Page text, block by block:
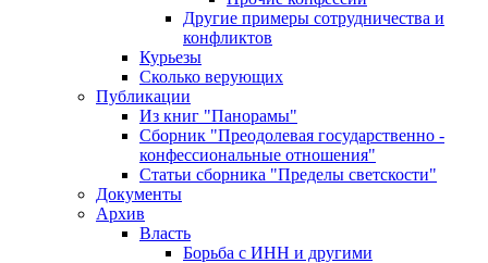
Другие примеры сотрудничества и
конфликтов
Курьезы
Сколько верующих
Публикации
Из книг "Панорамы"
Сборник "Преодолевая государственно -
конфессиональные отношения"
Статьи сборника "Пределы светскости"
Документы
Архив
Власть
Борьба с ИНН и другими